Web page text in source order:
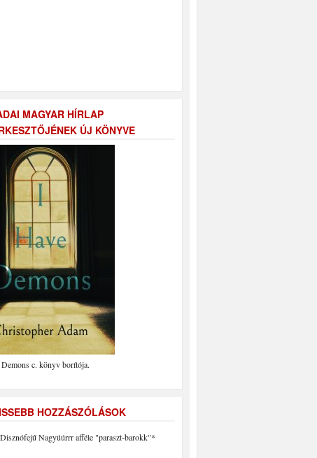
MAGYAR HÍRLAP
ÚJ KÖNYVE
c. könyv borítója.
HOZZÁSZÓLÁSOK
Nagyúúrrr afféle "paraszt-barokk"*